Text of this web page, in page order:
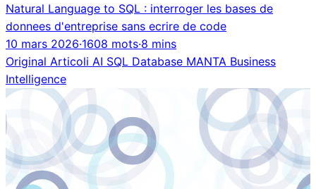
Natural Language to SQL : interroger les bases de
donnees d'entreprise sans ecrire de code
10 mars 2026·1608 mots·8 mins
Original Articoli AI SQL Database MANTA Business
Intelligence